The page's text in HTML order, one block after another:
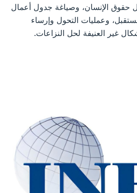
حقوق الإنسان، وصياغة جدول أعمال
وعمليات التحول وإرساء
غير العنيفة لحل النزاعات.